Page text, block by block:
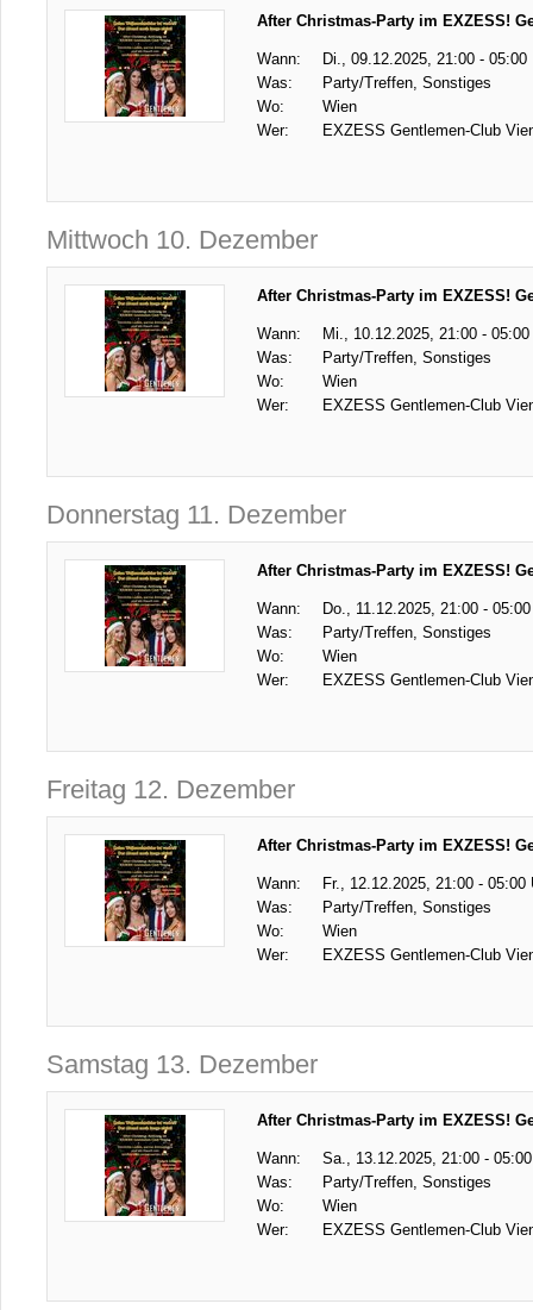
After Christmas-Party im EXZESS!
Wann:
Di., 09.12.2025, 21:00 - 05:00
Was:
Party/Treffen, Sonstiges
Wo:
Wien
Wer:
EXZESS Gentlemen-Club
Mittwoch 10. Dezember
After Christmas-Party im EXZESS!
Wann:
Mi., 10.12.2025, 21:00 - 05:00
Was:
Party/Treffen, Sonstiges
Wo:
Wien
Wer:
EXZESS Gentlemen-Club
Donnerstag 11. Dezember
After Christmas-Party im EXZESS!
Wann:
Do., 11.12.2025, 21:00 -
Was:
Party/Treffen, Sonstiges
Wo:
Wien
Wer:
EXZESS Gentlemen-Club
Freitag 12. Dezember
After Christmas-Party im EXZESS!
Wann:
Fr., 12.12.2025, 21:00 - 05:00
Was:
Party/Treffen, Sonstiges
Wo:
Wien
Wer:
EXZESS Gentlemen-Club
Samstag 13. Dezember
After Christmas-Party im EXZESS!
Wann:
Sa., 13.12.2025, 21:00 -
Was:
Party/Treffen, Sonstiges
Wo:
Wien
Wer:
EXZESS Gentlemen-Club